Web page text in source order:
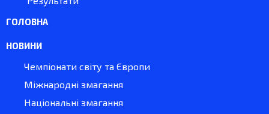
ГОЛОВНА
НОВИНИ
Чемпіонати світу та Європи
Міжнародні змагання
Національні змагання